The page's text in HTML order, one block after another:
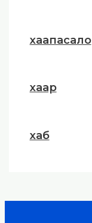
хаапасало
хаар
хаб